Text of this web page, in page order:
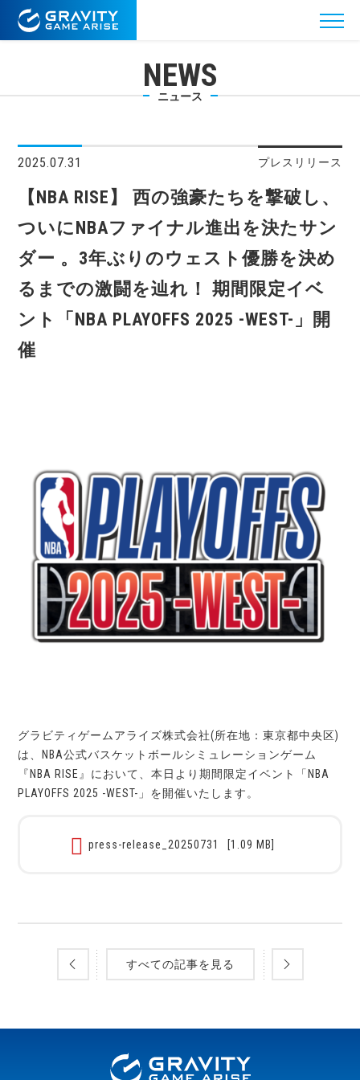
NEWS
ニュース
2025.07.31 プレスリリース
【NBA RISE】 西の強豪たちを撃破し、
ついにNBAファイナル進出を決たサン
ダー 。3年ぶりのウェスト優勝を決め
るまでの激闘を辿れ！ 期間限定イベ
ント「NBA PLAYOFFS 2025 -WEST-」開
催
グラビティゲームアライズ株式会社(所在地：東京都中央区)
は、NBA公式バスケットボールシミュレーションゲーム
『NBA RISE』において、本日より期間限定イベント「NBA
PLAYOFFS 2025 -WEST-」を開催いたします。
press-release_20250731 [1.09 MB]
すべての記事を見る